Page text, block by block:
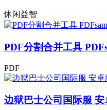
休闲益智
PDF分割合并工具
PDF
边狱巴士公司国际服 安